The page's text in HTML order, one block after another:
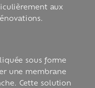
aux
sous forme
une membrane
Cette solution